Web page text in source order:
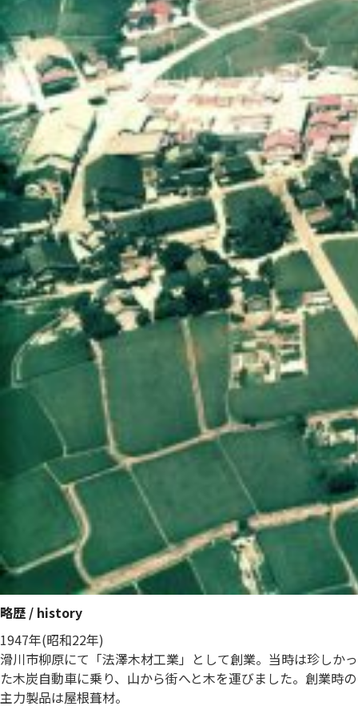
略歴 / history
1947年(昭和22年)
滑川市柳原にて「法澤木材工業」として創業。当時は珍しかっ
た木炭自動車に乗り、山から街へと木を運びました。創業時の
主力製品は屋根葺材。